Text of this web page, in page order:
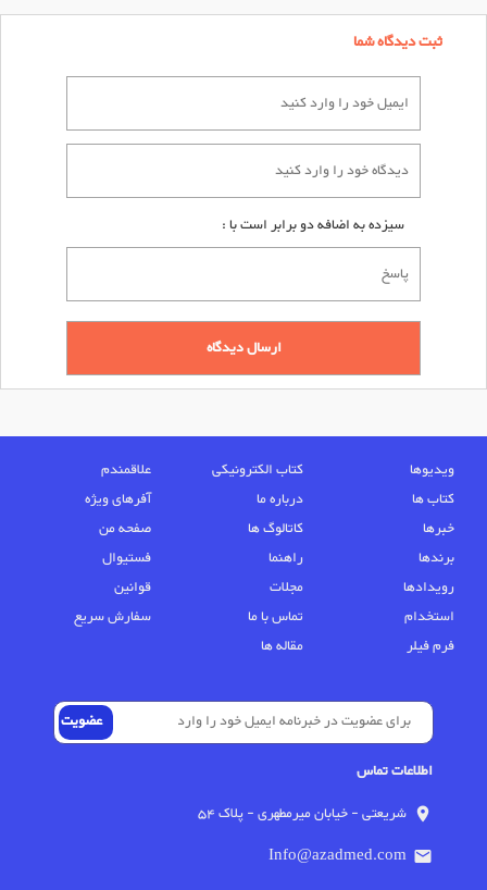
ثبت دیدگاه شما
سیزده به اضافه دو برابر است با :
ویدیوها کتاب الکترونیکی
علاقمندم
کتاب ها
درباره ما
آفرهای ویژه
خبرها
کاتالوگ ها
صفحه من
برندها
راهنما
فستیوال
رویدادها
مجلات
قوانین
استخدام
تماس با ما
سفارش سریع
فرم فیلر
مقاله ها
اطلاعات تماس
location_on شریعتی - خیابان میرمطهری - پلاک 54
email
Info@azadmed.com